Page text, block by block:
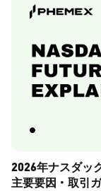
2026年ナスダッ
主要要因・取引